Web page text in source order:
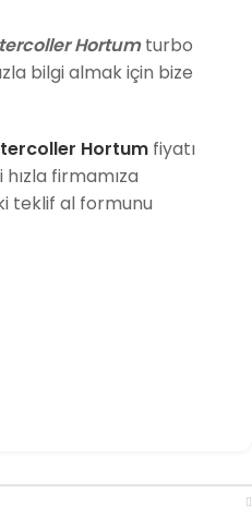
Hortumturbo
bilgi almak için bize
Hortum fiyatı
firmamıza
teklif al formunu